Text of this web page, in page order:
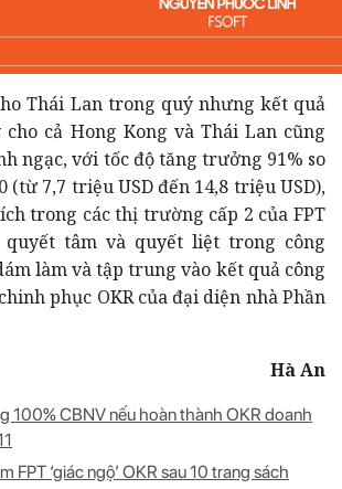
Thái Lan trong quý nhưng kết quả
cả Hong Kong và Thái Lan cũng
ngạc, với tốc độ tăng trưởng 91% so
(từ 7,7 triệu USD đến 14,8 triệuUSD),
trong các thị trường cấp 2 của FPT
quyết tâm và quyết liệt trong công
làm và tập trung vào kết quả công
phục OKR của đại diện nhà Phần
Hà An
100% CBNV nếu hoàn thành OKR doanh
FPT ‘giác ngộ’ OKR sau 10 trang sách